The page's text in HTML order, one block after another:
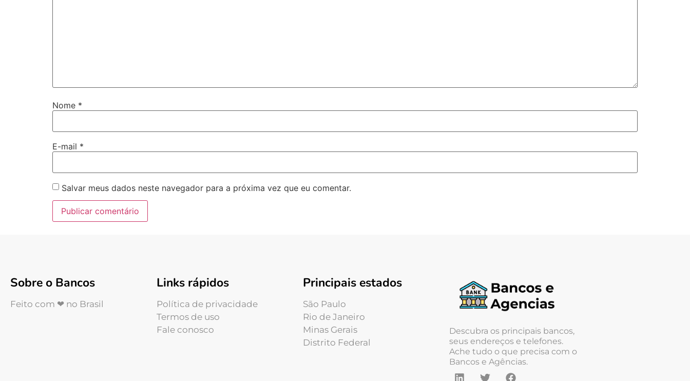
Nome *
E-mail *
Salvar meus dados neste navegador para a próxima vez que eu comentar.
Sobre o Bancos
Feito com ❤ no Brasil
Links rápidos
Política de privacidade
Termos de uso
Fale conosco
Principais estados
São Paulo
Rio de Janeiro
Minas Gerais
Distrito Federal
Descubra os principais bancos,
seus endereços e telefones.
Ache tudo o que precisa com o
Bancos e Agências.